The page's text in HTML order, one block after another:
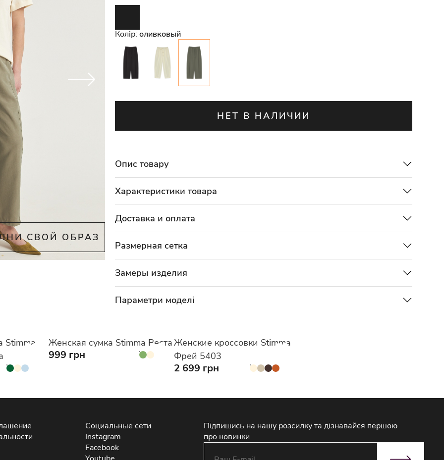
СВОЙ ОБРАЗ
Колір: оливковый
НЕТ В НАЛИЧИИ
Опис товару
Характеристики товара
Доставка и оплата
Размерная сетка
Замеры изделия
Параметри моделі
Stimma
Женская сумка Stimma Веста
999 грн
Женские кроссовки Stimma
Фрей 5403
2 699 грн
Социальные сети
Instagram
Facebook
Підпишись на нашу розсилку та дізнавайся першою
про новинки